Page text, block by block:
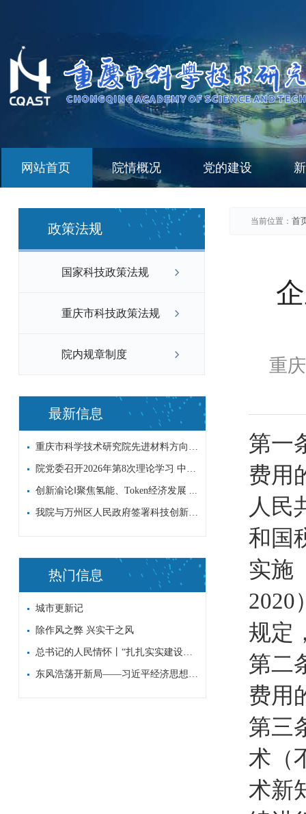
网站首页 院情概况 党的建设
政策法规
国家科技政策法规
重庆市科技政策法规
院内规章制度
最新信息
重庆市科学技术研究院先进材料方向非编科研...
院党委召开2026年第8次理论学习 中心...
创新渝论‖聚焦氢能、Token经济发展 ...
我院与万州区人民政府签署科技创新战略合作...
热门信息
城市更新记
除作风之弊 兴实干之风
总书记的人民情怀丨“扎扎实实建设现代化产...
东风浩荡开新局——习近平经济思想指引中国...
当前位置： 首
重
第一
费用
人民
和国
实施
2020
规定
第二
费用
第三
术（
术新